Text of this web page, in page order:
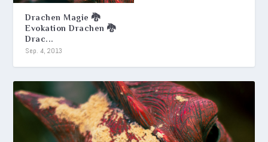
Drachen Magie 🐉
Evokation Drachen 🐉
Drac...
Sep. 4, 2013